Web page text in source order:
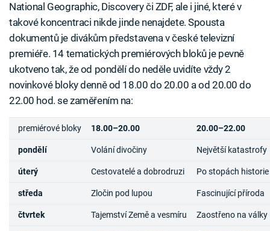
National Geographic, Discovery či ZDF, ale i jiné, které v
takové koncentraci nikde jinde nenajdete. Spousta
dokumentů je divákům představena v české televizní
premiéře. 14 tematických premiérových bloků je pevně
ukotveno tak, že od pondělí do neděle uvidíte vždy 2
novinkové bloky denně od 18.00 do 20.00 a od 20.00 do
22.00 hod. se zaměřením na:
premiérové bloky 18.00–20.00 20.00–22.00
pondělí Volání divočiny Největší katastrofy
úterý Cestovatelé a dobrodruzi Po stopách historie
středa Zločin pod lupou Fascinující příroda
čtvrtek Tajemství Země a vesmíru Zaostřeno na války